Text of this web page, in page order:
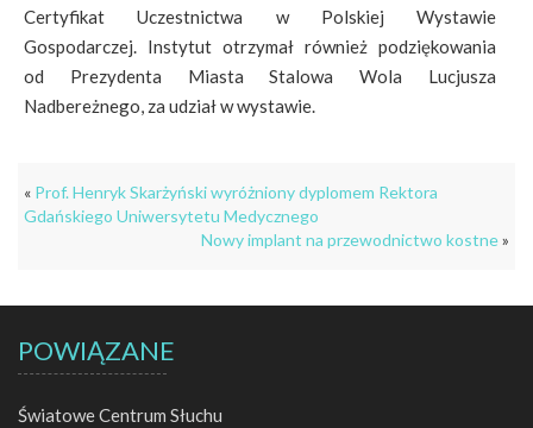
Certyfikat Uczestnictwa w Polskiej Wystawie
Gospodarczej. Instytut otrzymał również podziękowania
od Prezydenta Miasta Stalowa Wola Lucjusza
Nadbereżnego, za udział w wystawie.
« Prof. Henryk Skarżyński wyróżniony dyplomem Rektora
Gdańskiego Uniwersytetu Medycznego
Nowy implant na przewodnictwo kostne»
POWIĄZANE
Światowe Centrum Słuchu